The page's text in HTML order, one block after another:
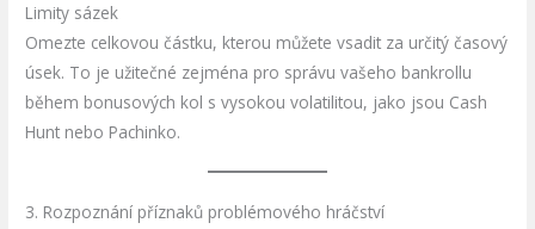
Limity sázek
Omezte celkovou částku, kterou můžete vsadit za určitý časový
úsek. To je užitečné zejména pro správu vašeho bankrollu
během bonusových kol s vysokou volatilitou, jako jsou Cash
Hunt nebo Pachinko.
3. Rozpoznání příznaků problémového hráčství